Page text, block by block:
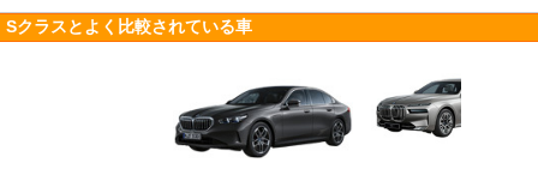
Sクラスとよく比較されている車